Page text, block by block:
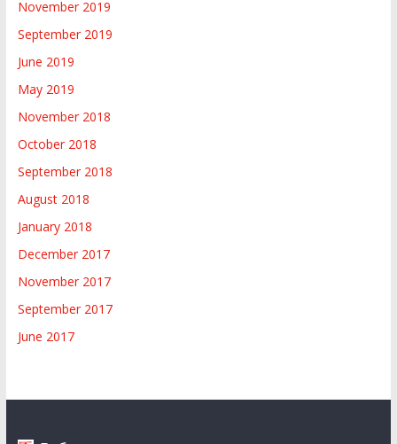
November 2019
September 2019
June 2019
May 2019
November 2018
October 2018
September 2018
August 2018
January 2018
December 2017
November 2017
September 2017
June 2017